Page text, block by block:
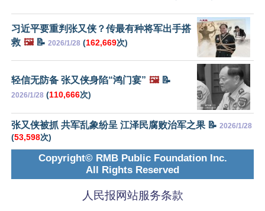
习近平要重判张又侠？传最有种将军出手搭
救 🖼️📝 2026/1/28 (162,669次)
轻信无防备 张又侠身陷“鸿门宴” 🖼️📝
2026/1/28 (110,666次)
张又侠被抓 共军乱象纷呈 江泽民腐败治军之果 📝 2026/1/28
(53,598次)
Copyright© RMB Public Foundation Inc.
All Rights Reserved
人民报网站服务条款